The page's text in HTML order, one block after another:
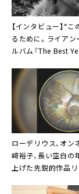
【インタビュー】“
るために。ライアン
ルバム『The Best
ローデリウス、オン
﨑裕子、長い空白の
上げた先鋭的作品